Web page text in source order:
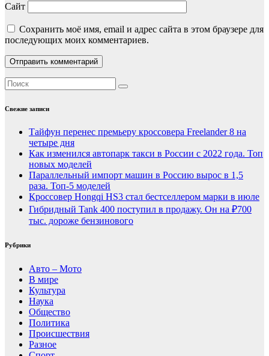
Сайт
Сохранить моё имя, email и адрес сайта в этом браузере для
последующих моих комментариев.
Свежие записи
Тайфун перенес премьеру кроссовера Freelander 8 на
четыре дня
Как изменился автопарк такси в России с 2022 года. Топ
новых моделей
Параллельный импорт машин в Россию вырос в 1,5
раза. Топ-5 моделей
Кроссовер Hongqi HS3 стал бестселлером марки в июле
Гибридный Tank 400 поступил в продажу. Он на ₽700
тыс. дороже бензинового
Рубрики
Авто – Мото
В мире
Культура
Наука
Общество
Политика
Происшествия
Разное